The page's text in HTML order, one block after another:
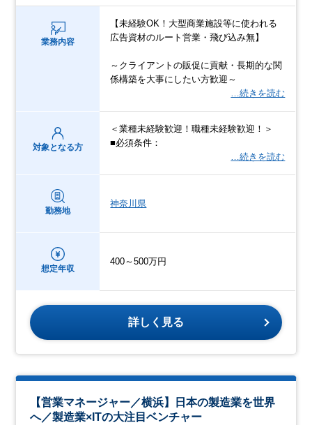
業務内容
【未経験OK！大型商業施設等に使われる
広告資材のルート営業・飛び込み無】
～クライアントの販促に貢献・長期的な関
係構築を大事にしたい方歓迎～
…続きを読む
対象となる方
＜業種未経験歓迎！職種未経験歓迎！＞
■必須条件：
…続きを読む
勤務地
神奈川県
想定年収
400～500万円
詳しく見る
【営業マネージャー／横浜】日本の製造業を世界
へ／製造業×ITの大注目ベンチャー